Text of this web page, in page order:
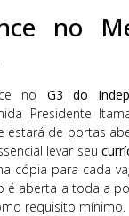
no
no G3 do
Presidente
estará de portas
levar seu
cópia para cada
é aberta a toda a
requisito mínimo.